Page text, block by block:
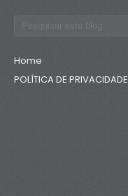
Home
POLÍTICA DE PRIVACIDADE